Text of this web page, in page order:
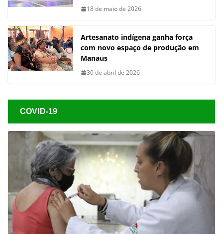
18 de maio de 2026
Artesanato indígena ganha força
com novo espaço de produção em
Manaus
30 de abril de 2026
COVID-19